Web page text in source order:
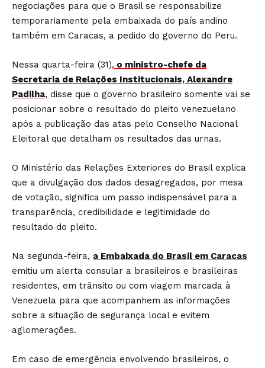
negociações para que o Brasil se responsabilize
temporariamente pela embaixada do país andino
também em Caracas, a pedido do governo do Peru.
Nessa quarta-feira (31), o ministro-chefe da
Secretaria de Relações Institucionais, Alexandre
Padilha, disse que o governo brasileiro somente vai se
posicionar sobre o resultado do pleito venezuelano
após a publicação das atas pelo Conselho Nacional
Eleitoral que detalham os resultados das urnas.
O Ministério das Relações Exteriores do Brasil explica
que a divulgação dos dados desagregados, por mesa
de votação, significa um passo indispensável para a
transparência, credibilidade e legitimidade do
resultado do pleito.
Na segunda-feira, a Embaixada do Brasil em Caracas
emitiu um alerta consular a brasileiros e brasileiras
residentes, em trânsito ou com viagem marcada à
Venezuela para que acompanhem as informações
sobre a situação de segurança local e evitem
aglomerações.
Em caso de emergência envolvendo brasileiros, o